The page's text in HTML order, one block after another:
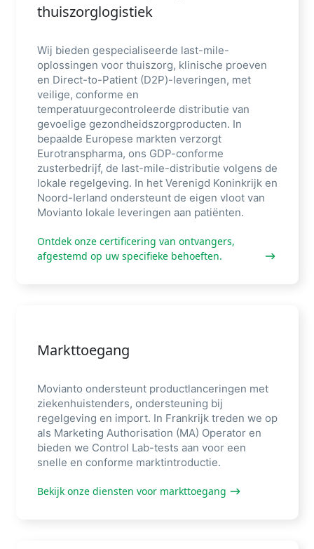
thuiszorglogistiek
Wij bieden gespecialiseerde last-mile-
oplossingen voor thuiszorg, klinische proeven
en Direct-to-Patient (D2P)-leveringen, met
veilige, conforme en
temperatuurgecontroleerde distributie van
gevoelige gezondheidszorgproducten. In
bepaalde Europese markten verzorgt
Eurotranspharma, ons GDP-conforme
zusterbedrijf, de last-mile-distributie volgens de
lokale regelgeving. In het Verenigd Koninkrijk en
Noord-Ierland ondersteunt de eigen vloot van
Movianto lokale leveringen aan patiënten.
Ontdek onze certificering van ontvangers,
afgestemd op uw specifieke behoeften.
Markttoegang
Movianto ondersteunt productlanceringen met
ziekenhuistenders, ondersteuning bij
regelgeving en import. In Frankrijk treden we op
als Marketing Authorisation (MA) Operator en
bieden we Control Lab-tests aan voor een
snelle en conforme marktintroductie.
Bekijk onze diensten voor markttoegang